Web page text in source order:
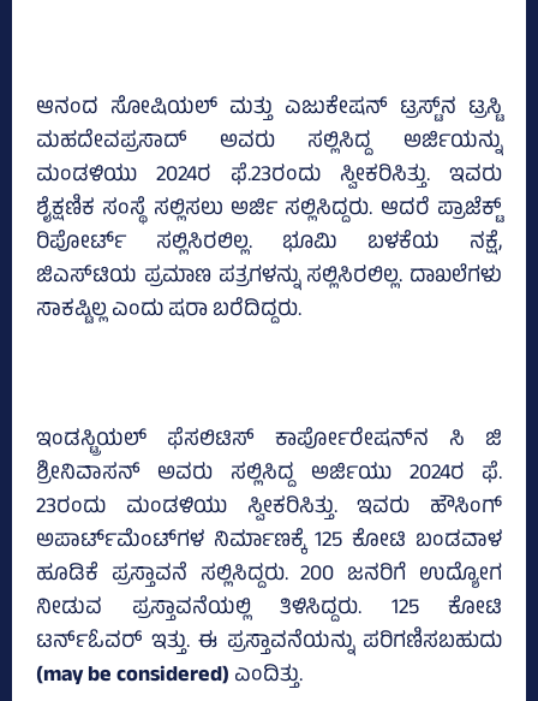
ಆನಂದ ಸೋಷಿಯಲ್‌ ಮತ್ತು ಎಜುಕೇಷನ್‌ ಟ್ರಸ್ಟ್‌ನ ಟ್ರಸ್ಟಿ
ಮಹದೇವಪ್ರಸಾದ್‌ ಅವರು ಸಲ್ಲಿಸಿದ್ದ ಅರ್ಜಿಯನ್ನು
ಮಂಡಳಿಯು 2024ರ ಫೆ.23ರಂದು ಸ್ವೀಕರಿಸಿತ್ತು. ಇವರು
ಶೈಕ್ಷಣಿಕ ಸಂಸ್ಥೆ ಸಲ್ಲಿಸಲು ಅರ್ಜಿ ಸಲ್ಲಿಸಿದ್ದರು. ಆದರೆ ಪ್ರಾಜೆಕ್ಟ್‌
ರಿಪೋರ್ಟ್‌ ಸಲ್ಲಿಸಿರಲಿಲ್ಲ. ಭೂಮಿ ಬಳಕೆಯ ನಕ್ಷೆ,
ಜಿಎಸ್‌ಟಿಯ ಪ್ರಮಾಣ ಪತ್ರಗಳನ್ನು ಸಲ್ಲಿಸಿರಲಿಲ್ಲ. ದಾಖಲೆಗಳು
ಸಾಕಷ್ಟಿಲ್ಲ ಎಂದು ಷರಾ ಬರೆದಿದ್ದರು.
ಇಂಡಸ್ಟ್ರಿಯಲ್‌ ಫೆಸಲಿಟಿಸ್‌ ಕಾರ್ಪೋರೇಷನ್‌ನ ಸಿ ಜಿ
ಶ್ರೀನಿವಾಸನ್‌ ಅವರು ಸಲ್ಲಿಸಿದ್ದ ಅರ್ಜಿಯು 2024ರ ಫೆ.
23ರಂದು ಮಂಡಳಿಯು ಸ್ವೀಕರಿಸಿತ್ತು. ಇವರು ಹೌಸಿಂಗ್‌
ಅಪಾರ್ಟ್‌ಮೆಂಟ್‌ಗಳ ನಿರ್ಮಾಣಕ್ಕೆ 125 ಕೋಟಿ ಬಂಡವಾಳ
ಹೂಡಿಕೆ ಪ್ರಸ್ತಾವನೆ ಸಲ್ಲಿಸಿದ್ದರು. 200 ಜನರಿಗೆ ಉದ್ಯೋಗ
ನೀಡುವ ಪ್ರಸ್ತಾವನೆಯಲ್ಲಿ ತಿಳಿಸಿದ್ದರು. 125 ಕೋಟಿ
ಟರ್ನ್‌ಓವರ್ ಇತ್ತು. ಈ ಪ್ರಸ್ತಾವನೆಯನ್ನು ಪರಿಗಣಿಸಬಹುದು
(may be considered) ಎಂದಿತ್ತು.